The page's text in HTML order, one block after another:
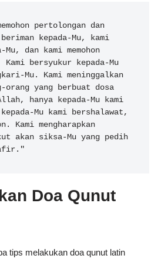
pertolongan dan
kepada-Mu, kami
dan kami memohon
bersyukur kepada-Mu
Mu. Kami meninggalkan
orang yang berbuat dosa
hanya kepada-Mu kami
Mu kami bershalawat,
Kami mengharapkan
akan siksa-Mu yang pedih
Doa Qunut
tips melakukan doa qunut latin